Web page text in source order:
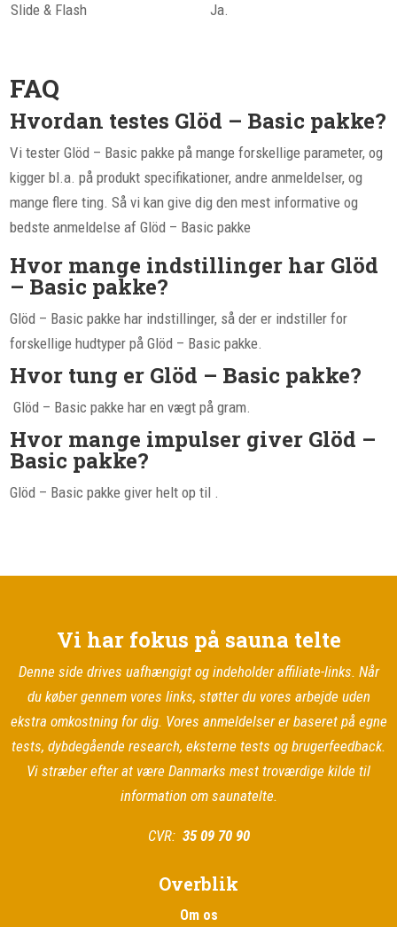
Slide & Flash
Ja.
FAQ
Hvordan testes Glöd – Basic pakke?
Vi tester Glöd – Basic pakke på mange forskellige parameter, og
kigger bl.a. på produkt specifikationer, andre anmeldelser, og
mange flere ting. Så vi kan give dig den mest informative og
bedste anmeldelse af Glöd – Basic pakke
Hvor mange indstillinger har Glöd
– Basic pakke?
Glöd – Basic pakke har indstillinger, så der er indstiller for
forskellige hudtyper på Glöd – Basic pakke.
Hvor tung er Glöd – Basic pakke?
Glöd – Basic pakke har en vægt på gram.
Hvor mange impulser giver Glöd –
Basic pakke?
Glöd – Basic pakke giver helt op til .
Vi har fokus på sauna telte
Denne side drives uafhængigt og indeholder affiliate-links. Når
du køber gennem vores links, støtter du vores arbejde uden
ekstra omkostning for dig. Vores anmeldelser er baseret på egne
tests, dybdegående research, eksterne tests og brugerfeedback.
Vi stræber efter at være Danmarks mest troværdige kilde til
information om saunatelte.
CVR: 35 09 70 90
Overblik
Om os